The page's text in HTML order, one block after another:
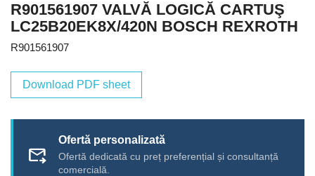
R901561907 VALVĂ LOGICĂ CARTUŞ
LC25B20EK8X/420N BOSCH REXROTH
R901561907
Download PDF sheet
forward_to_inbox
Ofertă personalizată
Ofertă dedicată cu preț preferențial și consultanță
comercială.